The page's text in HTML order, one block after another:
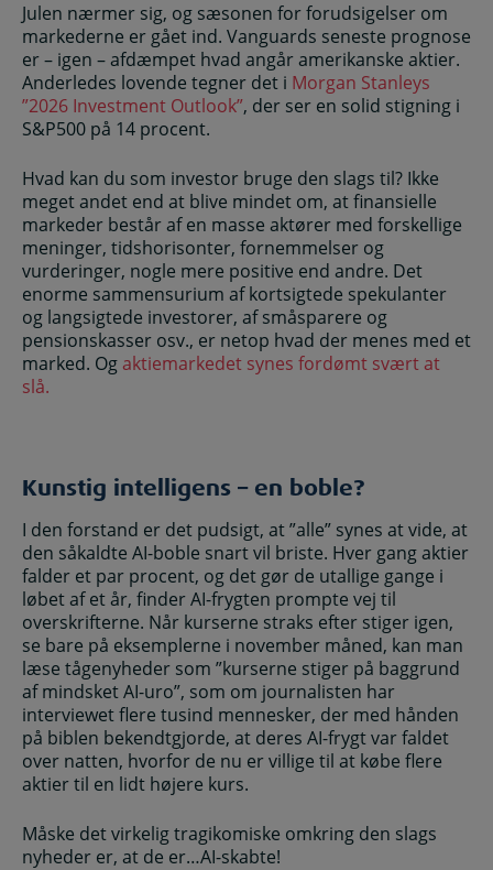
Julen nærmer sig, og sæsonen for forudsigelser om
markederne er gået ind. Vanguards seneste prognose
er – igen – afdæmpet hvad angår amerikanske aktier.
Anderledes lovende tegner det i Morgan Stanleys
”2026 Investment Outlook”, der ser en solid stigning i
S&P500 på 14 procent.
Hvad kan du som investor bruge den slags til? Ikke
meget andet end at blive mindet om, at finansielle
markeder består af en masse aktører med forskellige
meninger, tidshorisonter, fornemmelser og
vurderinger, nogle mere positive end andre. Det
enorme sammensurium af kortsigtede spekulanter
og langsigtede investorer, af småsparere og
pensionskasser osv., er netop hvad der menes med et
marked. Og aktiemarkedet synes fordømt svært at
slå.
Kunstig intelligens – en boble?
I den forstand er det pudsigt, at ”alle” synes at vide, at
den såkaldte AI-boble snart vil briste. Hver gang aktier
falder et par procent, og det gør de utallige gange i
løbet af et år, finder AI-frygten prompte vej til
overskrifterne. Når kurserne straks efter stiger igen,
se bare på eksemplerne i november måned, kan man
læse tågenyheder som ”kurserne stiger på baggrund
af mindsket AI-uro”, som om journalisten har
interviewet flere tusind mennesker, der med hånden
på biblen bekendtgjorde, at deres AI-frygt var faldet
over natten, hvorfor de nu er villige til at købe flere
aktier til en lidt højere kurs.
Måske det virkelig tragikomiske omkring den slags
nyheder er, at de er…AI-skabte!